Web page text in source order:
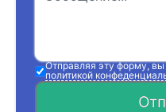
Отправляя эту форму,
политикой